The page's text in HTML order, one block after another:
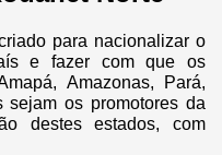
para nacionalizar o
e fazer com que os
Amazonas, Pará,
sejam os promotores da
destes estados, com